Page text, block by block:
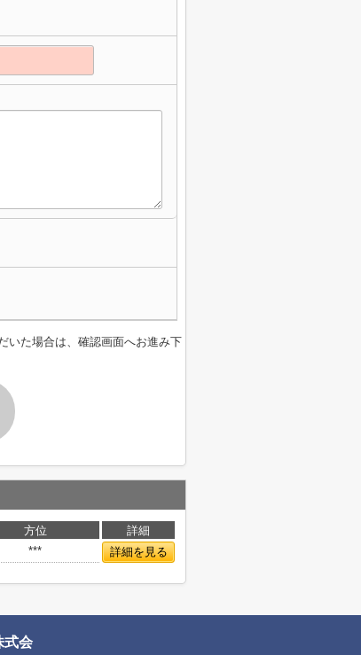
いた場合は、確認画面へお進み下
方位
詳細
*** 詳細を見る
式会